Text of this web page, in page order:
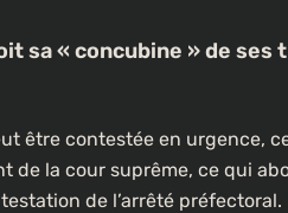
sa « concubine » de
être contestée en urgence,
de la cour suprême, ce qui
de l’arrêté